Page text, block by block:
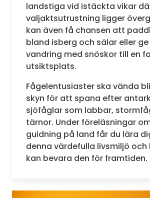
landstiga vid istäckta vikar
valjaktsutrustning ligger
kan även få chansen att
bland isberg och sälar eller
vandring med snöskor till en
utsiktsplats.
Fågelentusiaster ska vända
skyn för att spana efter
sjöfåglar som labbar,
tärnor. Under föreläsningar
guidning på land får du lära
denna värdefulla livsmiljö och
kan bevara den för framtiden.